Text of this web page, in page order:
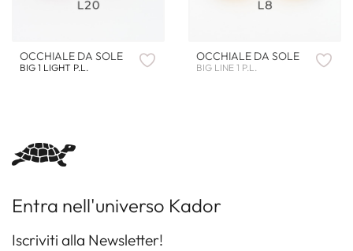
OCCHIALE DA SOLE
BIG 1 LIGHT P.L.
OCCHIALE DA SOLE
BIG LINE 1 P.L.
Entra nell'universo Kador
Iscriviti alla Newsletter!